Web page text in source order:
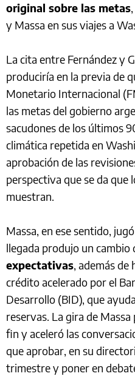
original sobre las metas
y Massa en sus viajes a
La cita entre Fernández y
produciría en la previa de
Monetario Internacional
las metas del gobierno
sacudones de los últimos
climática repetida en
aprobación de las
perspectiva que se da que
muestran.
Massa, en ese sentido,
llegada produjo un cambio
expectativas, además de
crédito acelerado por el
Desarrollo (BID), que
reservas. La gira de
fin y aceleró las
que aprobar, en su
trimestre y poner en